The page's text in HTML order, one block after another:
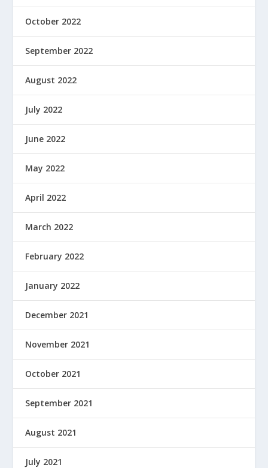
October 2022
September 2022
August 2022
July 2022
June 2022
May 2022
April 2022
March 2022
February 2022
January 2022
December 2021
November 2021
October 2021
September 2021
August 2021
July 2021